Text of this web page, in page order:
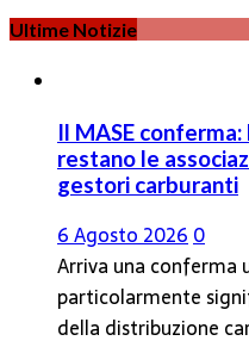
Ultime Notizie
Il MASE conferma:
restano le
gestori carburanti
6 Agosto 20260
Arriva una conferma
particolarmente
della distribuzione